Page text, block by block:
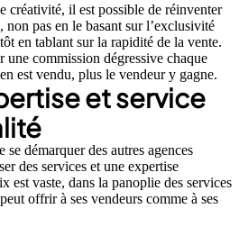
créativité, il est possible de réinventer
non pas en le basant sur l’exclusivité
en tablant sur la rapidité de la vente.
une commission dégressive chaque
est vendu, plus le vendeur y gagne.
et service
démarquer des autres agences
des services et une expertise
est vaste, dans la panoplie des services
offrir à ses vendeurs comme à ses